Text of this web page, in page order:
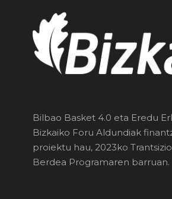
Bilbao Basket 4.0 eta Eredu
Bizkaiko Foru Aldundiak
proiektu hau, 2023ko
Berdea Programaren barruan.